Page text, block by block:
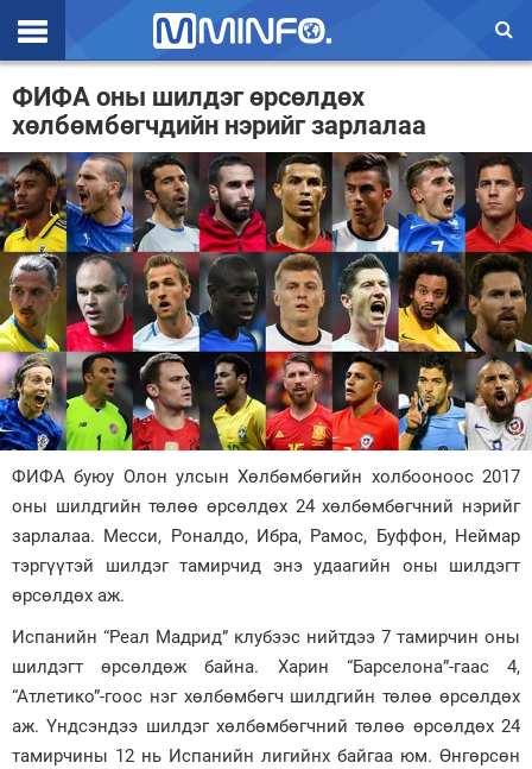
Эхлэл
Цаг агаар
Валют ханш
Улс төр
Эдийн засаг
Үзэл бодол
Спорт
Нийгэм
Дэлхий
Зурхай
ФИФА оны шилдэг өрсөлдөх
хөлбөмбөгчдийн нэрийг зарлалаа
ФИФА буюу Олон улсын Хөлбөмбөгийн холбооноос 2017
оны шилдгийн төлөө өрсөлдөх 24 хөлбөмбөгчний нэрийг
зарлалаа. Месси, Роналдо, Ибра, Рамос, Буффон, Неймар
тэргүүтэй шилдэг тамирчид энэ удаагийн оны шилдэгт
өрсөлдөх аж.
Испанийн “Реал Мадрид” клубээс нийтдээ 7 тамирчин оны
шилдэгт өрсөлдөж байна. Харин “Барселона”-гаас 4,
“Атлетико”-гоос нэг хөлбөмбөгч шилдгийн төлөө өрсөлдөх
аж. Үндсэндээ шилдэг хөлбөмбөгчний төлөө өрсөлдөх 24
тамирчины 12 нь Испанийн лигийнх байгаа юм. Өнгөрсөн